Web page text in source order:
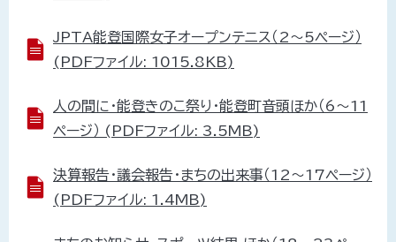
JPTA能登国際女子オープンテニス（2～5ページ）
(PDFファイル: 1015.8KB)
人の間に・能登きのこ祭り・能登町音頭ほか（6～11
ページ） (PDFファイル: 3.5MB)
決算報告・議会報告・まちの出来事（12～17ページ）
(PDFファイル: 1.4MB)